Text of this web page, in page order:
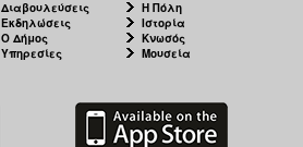
Διαβουλεύσεις
Εκδηλώσεις
Ο Δήμος
Υπηρεσίες
Η Πόλη
Ιστορία
Κνωσός
Μουσεία